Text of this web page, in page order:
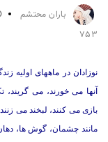
باران محتشم
753
نوزادان در ماههای اولیه
آنها می خورند، می
بازی می کنند، لبخند می
مانند چشمان، گوش ها،